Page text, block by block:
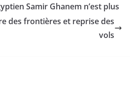
Samir Ghanem n’est plus
des frontières et reprise des
vols